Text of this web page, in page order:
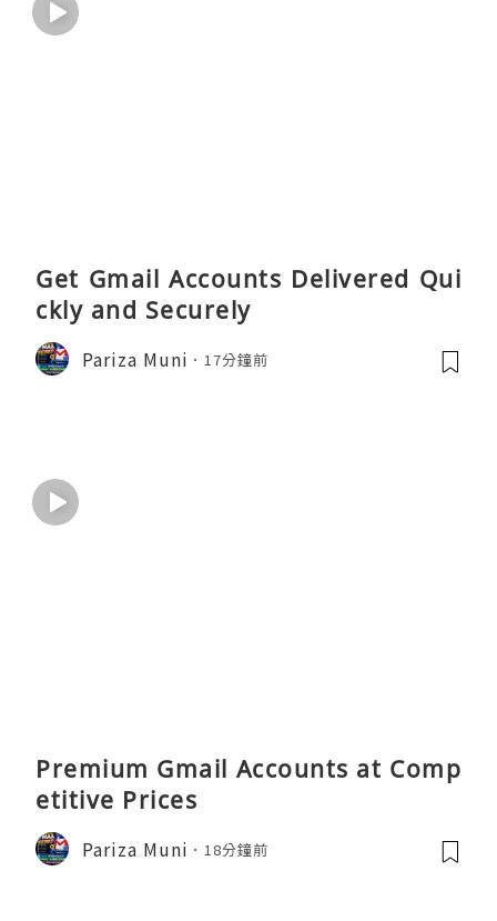
Get Gmail Accounts Delivered Qui
ckly and Securely
Pariza Muni 17分鐘前
Premium Gmail Accounts at Comp
etitive Prices
Pariza Muni 18分鐘前